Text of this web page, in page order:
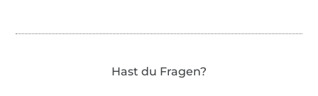
Hast du Fragen?